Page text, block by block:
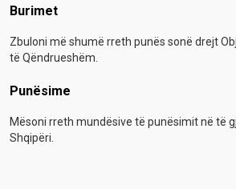
Burimet
Zbuloni më shumë rreth punës sonë drejt
të Qëndrueshëm.
Punësime
Mësoni rreth mundësive të punësimit në të
Shqipëri.